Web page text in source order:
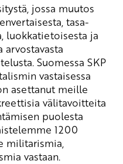
jossa muutos
tasa-
luokkatietoisesta ja
Suomessa SKP
vastaisessa
asettanut meille
välitavoitteita
puolesta
1200
militarismia,
vastaan.